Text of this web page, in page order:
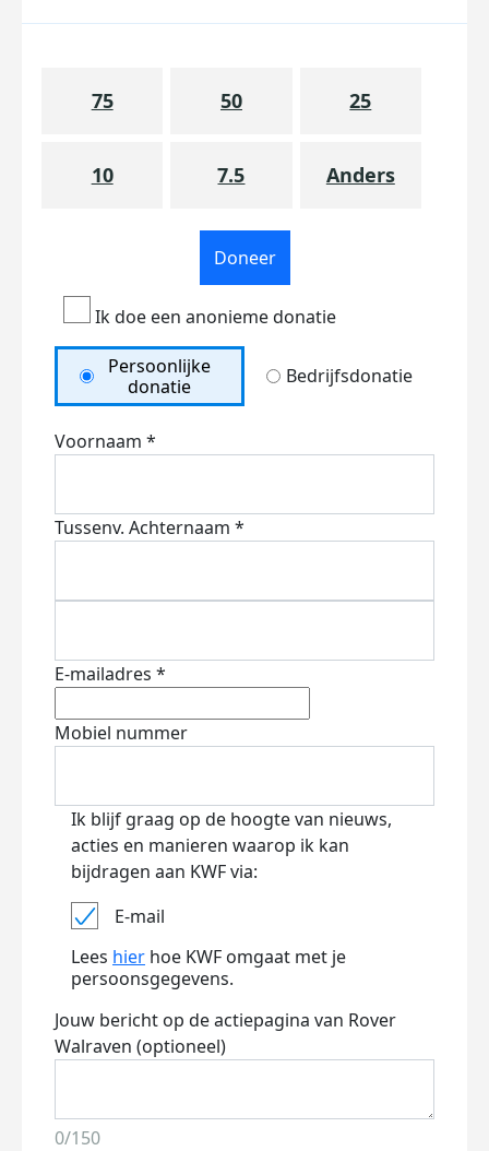
75 50 25
10 7.5 Anders
Doneer
Ik doe een anonieme donatie
Persoonlijke
donatie
Bedrijfsdonatie
Voornaam *
Tussenv. Achternaam *
E-mailadres *
Mobiel nummer
Ik blijf graag op de hoogte van nieuws,
acties en manieren waarop ik kan
bijdragen aan KWF via:
E-mail
Lees hier hoe KWF omgaat met je
persoonsgegevens.
Jouw bericht op de actiepagina van Rover
Walraven (optioneel)
0/150